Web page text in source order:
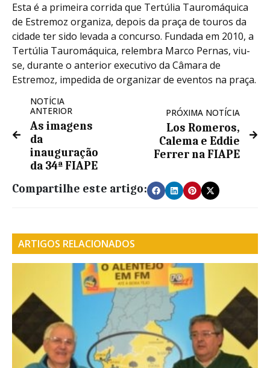
Esta é a primeira corrida que Tertúlia Tauromáquica
de Estremoz organiza, depois da praça de touros da
cidade ter sido levada a concurso. Fundada em 2010, a
Tertúlia Tauromáquica, relembra Marco Pernas, viu-
se, durante o anterior executivo da Câmara de
Estremoz, impedida de organizar de eventos na praça.
NOTÍCIA
ANTERIOR
As imagens
da
inauguração
da 34ª FIAPE
PRÓXIMA NOTÍCIA
Los Romeros,
Calema e Eddie
Ferrer na FIAPE
Compartilhe este artigo:
ARTIGOS RELACIONADOS